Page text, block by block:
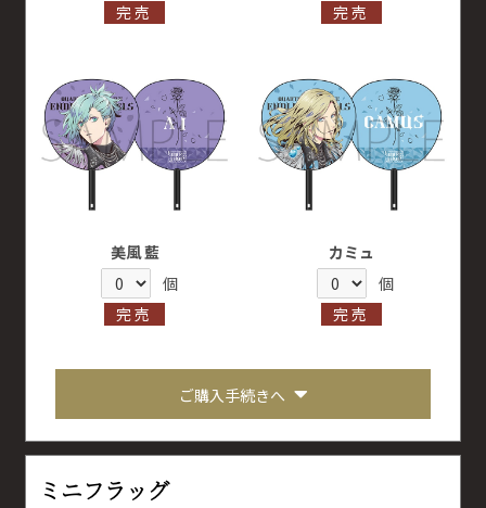
完売
完売
美風 藍
個
完売
カミュ
個
完売
ご購入手続きへ
ミニフラッグ